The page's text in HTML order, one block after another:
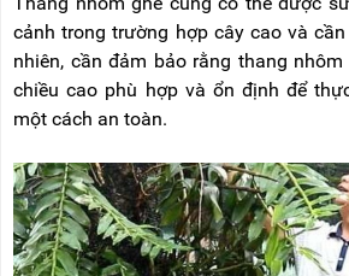
cảnh trong trường hợp cây cao và
nhiên, cần đảm bảo rằng thang
chiều cao phù hợp và ổn định để
một cách an toàn.